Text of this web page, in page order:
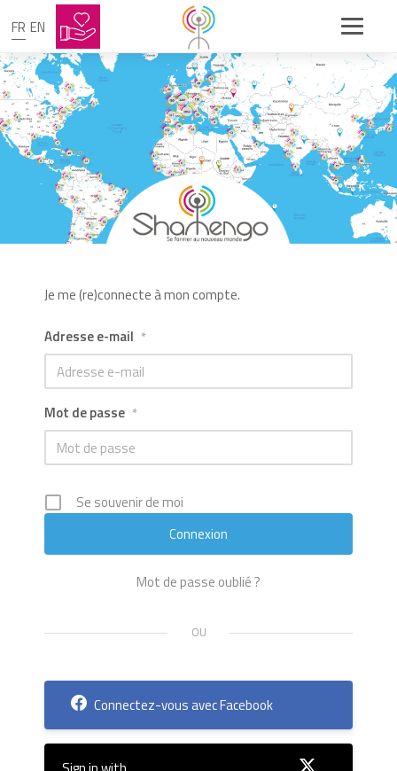
FR EN
Je me (re)connecte à mon compte.
Adresse e-mail *
Mot de passe *
Se souvenir de moi
Mot de passe oublié ?
Connectez-vous avec Facebook